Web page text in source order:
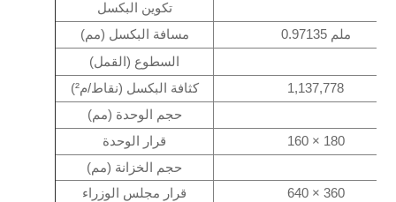
تكوين البكسل
مسافة البكسل (مم)
0.97135 ملم
السطوع (القمل)
كثافة البكسل (نقاط/م²)
1,137,778
حجم الوحدة (مم)
قرار الوحدة
160 × 180
حجم الخزانة (مم)
قرار مجلس الوزراء
640 × 360